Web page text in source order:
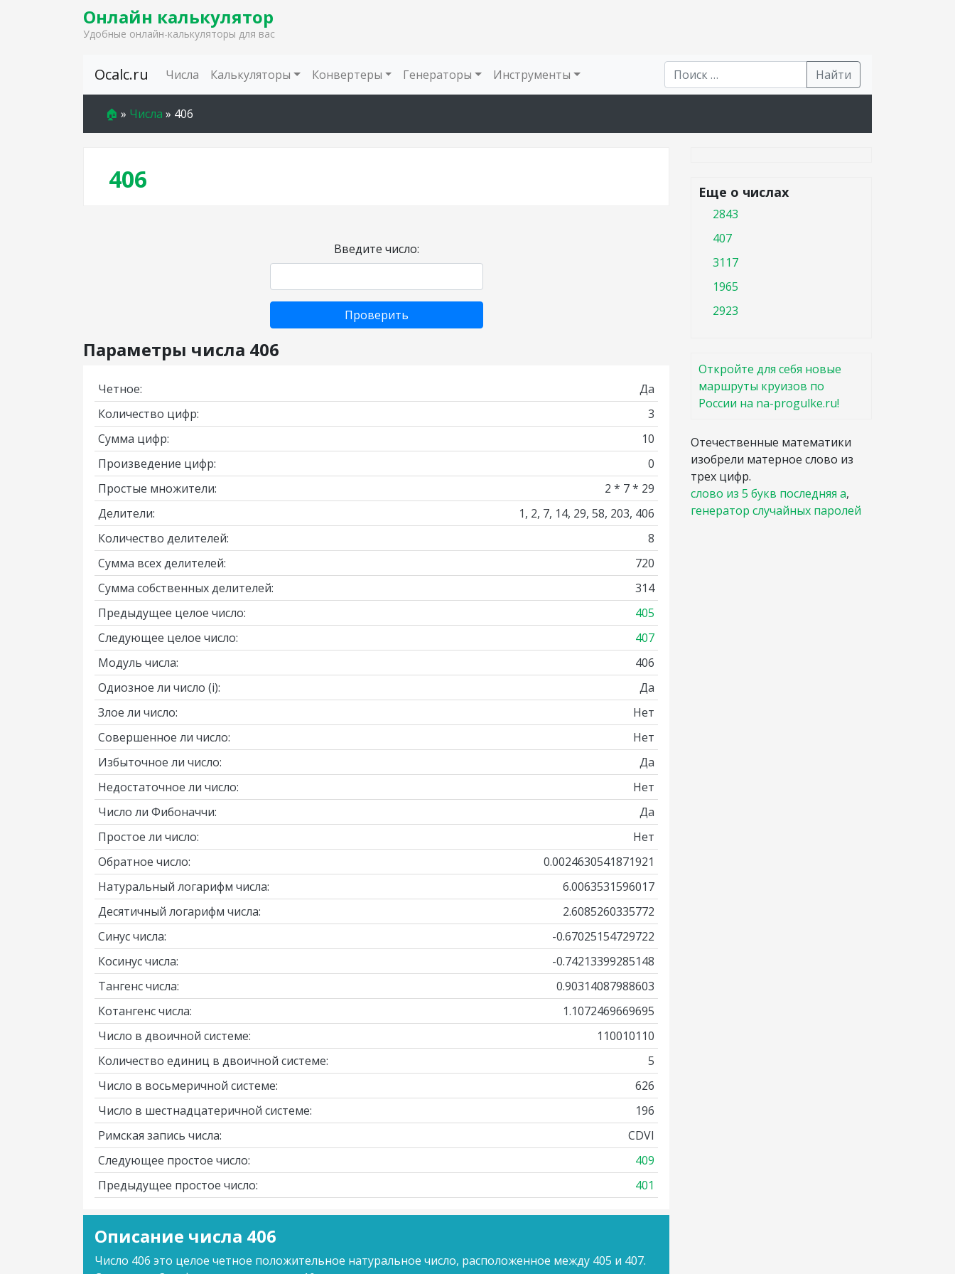
Онлайн калькулятор
Удобные онлайн-калькуляторы для вас
Ocalc.ru Числа Калькуляторы Конвертеры Генераторы Инструменты Найти
🏠 » Числа » 406
406
Введите число:
Проверить
Параметры числа 406
Четное:
Да
Количество цифр:
3
Сумма цифр:
10
Произведение цифр:
0
Простые множители:
2 * 7 * 29
Делители:
1, 2, 7, 14, 29, 58, 203, 406
Количество делителей:
8
Сумма всех делителей:
720
Сумма собственных делителей:
314
Предыдущее целое число:
405
Следующее целое число:
407
Модуль числа:
406
Одиозное ли число (i):
Да
Злое ли число:
Нет
Совершенное ли число:
Нет
Избыточное ли число:
Да
Недостаточное ли число:
Нет
Число ли Фибоначчи:
Да
Простое ли число:
Нет
Обратное число:
0.0024630541871921
Натуральный логарифм числа:
6.0063531596017
Десятичный логарифм числа:
2.6085260335772
Синус числа:
-0.67025154729722
Косинус числа:
-0.74213399285148
Тангенс числа:
0.90314087988603
Котангенс числа:
1.1072469669695
Число в двоичной системе:
110010110
Количество единиц в двоичной системе:
5
Число в восьмеричной системе:
626
Число в шестнадцатеричной системе:
196
Римская запись числа:
CDVI
Следующее простое число:
409
Предыдущее простое число:
401
Описание числа 406
Число 406 это целое четное положительное натуральное число, расположенное между 405 и 407.
Еще о числах
2843
407
3117
1965
2923
Откройте для себя новые
маршруты круизов по
России на na-progulke.ru!
Отечественные математики
изобрели матерное слово из
трех цифр.
слово из 5 букв последняя а,
генератор случайных паролей